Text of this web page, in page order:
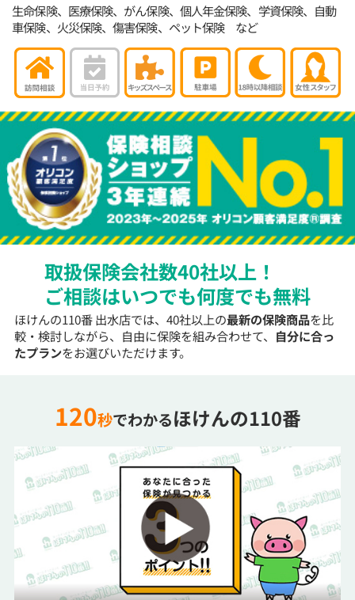
生命保険、医療保険、がん保険、個人年金保険、学資保険、自動
車保険、火災保険、傷害保険、ペット保険 など
取扱保険会社数40社以上！
ご相談はいつでも何度でも無料
ほけんの110番 出水店では、40社以上の最新の保険商品を比
較・検討しながら、自由に保険を組み合わせて、 自分に合っ
たプランをお選びいただけます。
120秒でわかるほけんの110番